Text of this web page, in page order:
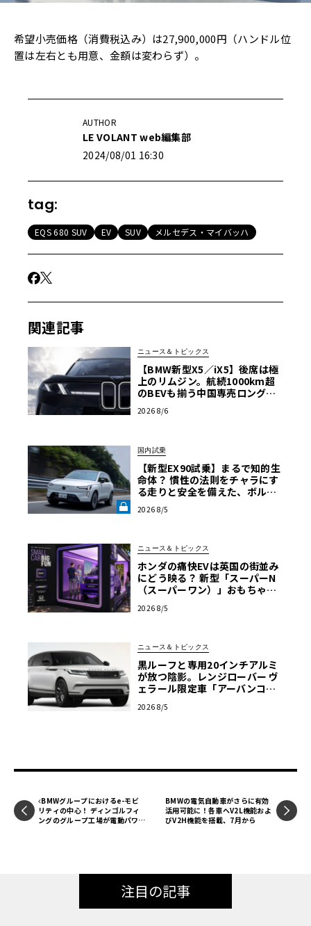
希望小売価格（消費税込み）は27,900,000円（ハンドル位
置は左右とも用意、金額は変わらず）。
AUTHOR
LE VOLANT web編集部
2024/08/01 16:30
tag:
EQS 680 SUV EV SUV メルセデス・マイバッハ
関連記事
ニュース＆トピックス
【BMW新型X5／iX5】後席は極
上のリムジン。航続1000km超
のBEVも揃う中国専売ロング仕
2026 8/6
国内試乗
【新型EX90試乗】まるで知的生
命体？ 慣性の法則をチャラにす
る走りと安全を備えた、ボルボ
AB》
2026 8/5
ニュース＆トピックス
ホンダの痛快EVは英国の街並み
にどう映る？ 新型「スーパーN
（スーパーワン）」おもちゃ箱
2026 8/5
ニュース＆トピックス
黒ルーフと専用20インチアルミ
が放つ陰影。レンジローバー ヴ
ェラール限定車「アーバンコン
2026 8/5
BMWグループにおけるe-モビ
リティの中心！ ディンゴルフィ
ングのグループ工場が電動パワー
BMWの電気自動車がさらに有効
活用可能に！各車へV2L機能およ
びV2H機能を搭載、7月から
注目の記事